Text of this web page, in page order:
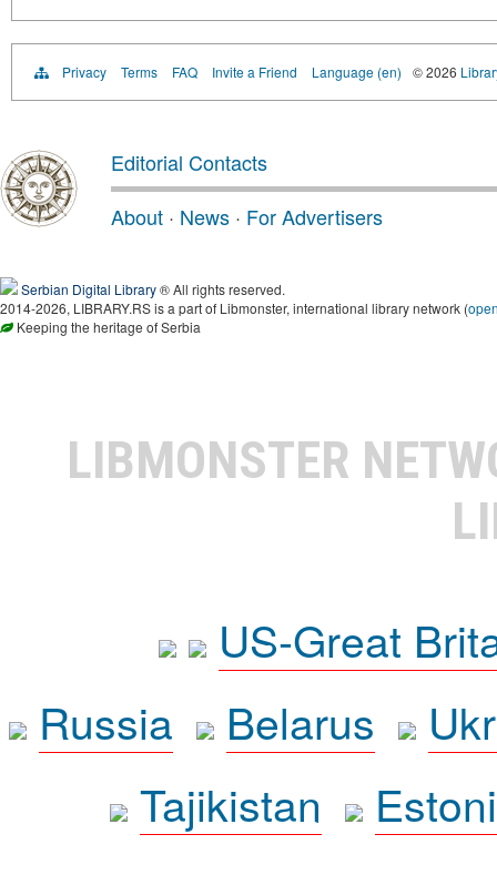
Privacy Terms FAQ Invite a Friend Language (en) © 2026
Editorial Contacts
About · News · For Advertisers
Serbian Digital Library® All rights reserved.
2014-2026, LIBRARY.RS is a part of Libmonster, international library network (
Keeping the heritage of Serbia
LIBMONSTER
US-Great
Russia
Belarus
Tajikistan